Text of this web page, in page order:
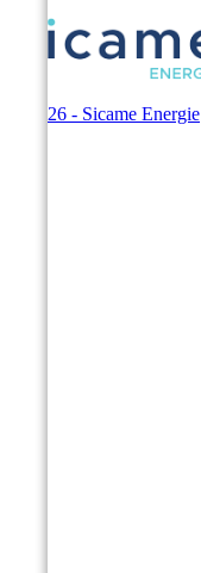
© 2026 - Sicame Energie